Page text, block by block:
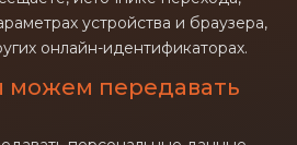
устройства и браузера,
онлайн-идентификаторах.
можем передавать